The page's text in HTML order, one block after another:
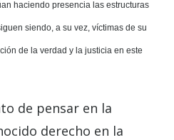
haciendo presencia las estructuras
siendo, a su vez, víctimas de su
de la verdad y la justicia en este
de pensar en la
derecho en la